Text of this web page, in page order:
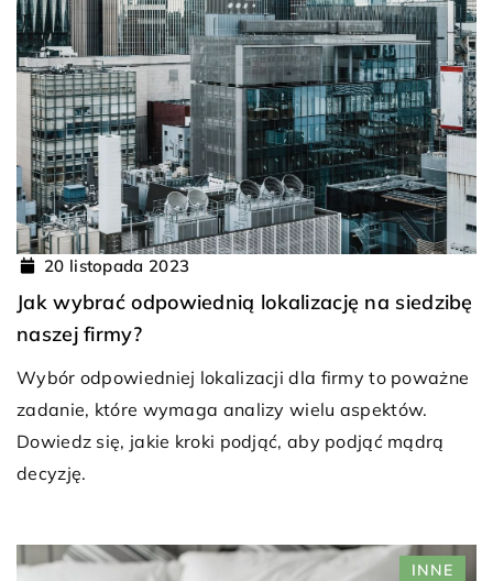
20 listopada 2023
Jak wybrać odpowiednią lokalizację na siedzibę
naszej firmy?
Wybór odpowiedniej lokalizacji dla firmy to poważne
zadanie, które wymaga analizy wielu aspektów.
Dowiedz się, jakie kroki podjąć, aby podjąć mądrą
decyzję.
INNE